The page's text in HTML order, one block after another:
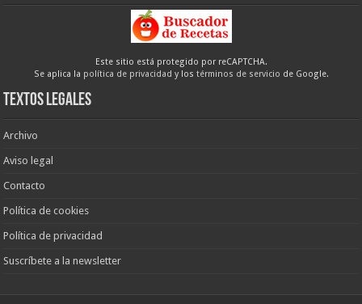
Este sitio está protegido por reCAPTCHA.
Se aplica la política de privacidad y los términos de servicio de Google.
Textos legales
Archivo
Aviso legal
Contacto
Política de cookies
Política de privacidad
Suscríbete a la newsletter